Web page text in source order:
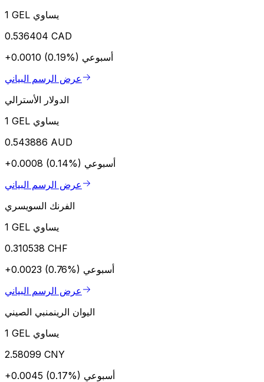
1 GEL يساوي
0.536404 CAD
+0.0010 (0.19%) أسبوعي
عرض الرسم البياني
الدولار الأسترالي
1 GEL يساوي
0.543886 AUD
+0.0008 (0.14%) أسبوعي
عرض الرسم البياني
الفرنك السويسري
1 GEL يساوي
0.310538 CHF
+0.0023 (0.76%) أسبوعي
عرض الرسم البياني
اليوان الرينمنبي الصيني
1 GEL يساوي
2.58099 CNY
+0.0045 (0.17%) أسبوعي